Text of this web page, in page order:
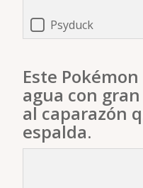
Psyduck
Este
agua con
al caparazón
espalda.